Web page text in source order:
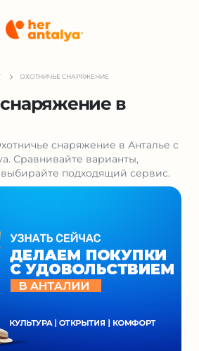
ОХОТНИЧЬЕ СНАРЯЖЕНИЕ
в
снаряжение в Анталье с
Сравнивайте варианты,
выбирайте подходящий сервис.